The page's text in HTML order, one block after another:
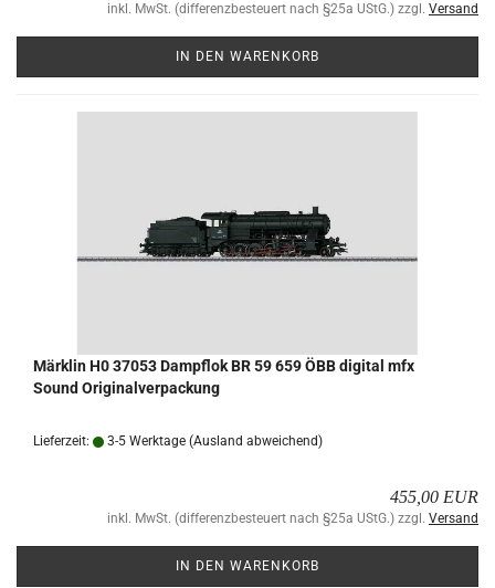
inkl. MwSt. (differenzbesteuert nach §25a UStG.) zzgl. Versand
IN DEN WARENKORB
Märk­lin H0 37053 Dampf­lok BR 59 659 ÖBB di­gi­tal mfx
Sound Ori­gi­nal­ver­pa­ckung
Lieferzeit: 3-5 Werktage (Ausland abweichend)
455,00 EUR
inkl. MwSt. (differenzbesteuert nach §25a UStG.) zzgl. Versand
IN DEN WARENKORB